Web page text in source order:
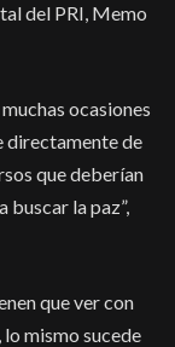
del PRI, Memo
ocasiones
directamente de
que deberían
buscar la paz”,
que ver con
mismo sucede